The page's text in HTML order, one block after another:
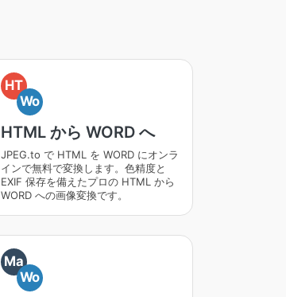
HT
Wo
HTML から WORD へ
JPEG.to で HTML を WORD にオンラ
インで無料で変換します。色精度と
EXIF 保存を備えたプロの HTML から
WORD への画像変換です。
Ma
Wo